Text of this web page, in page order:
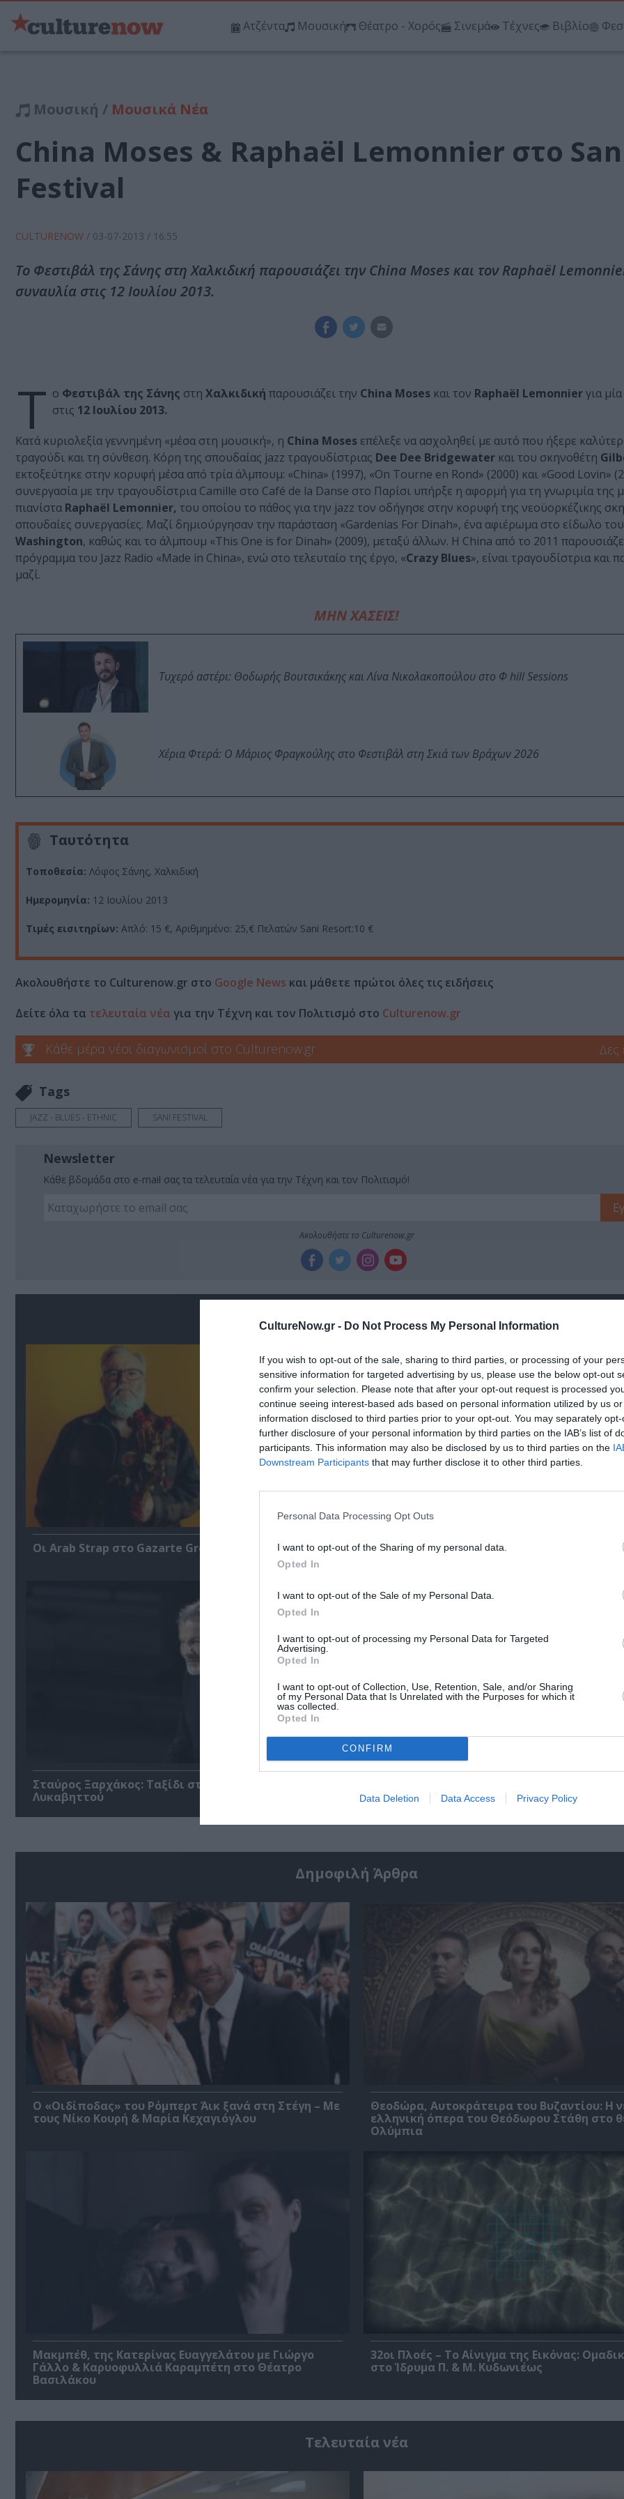
CultureNow.gr - Do Not Process My Personal Information
If you wish to opt-out of the sale, sharing to third parties, or processing of your
sensitive information for targeted advertising by us, please use the below opt-out
confirm your selection. Please note that after your opt-out request is processed
continue seeing interest-based ads based on personal information utilized by us
information disclosed to third parties prior to your opt-out. You may separately
further disclosure of your personal information by third parties on the IAB’s list of
participants. This information may also be disclosed by us to third parties on the
Downstream Participants that may further disclose it to other third parties.
Personal Data Processing Opt Outs
I want to opt-out of the Sharing of my personal data.
Opted In
I want to opt-out of the Sale of my Personal Data.
Opted In
I want to opt-out of processing my Personal Data for Targeted
Advertising.
Opted In
I want to opt-out of Collection, Use, Retention, Sale, and/or Sharing
of my Personal Data that Is Unrelated with the Purposes for which it
was collected.
Opted In
CONFIRM
Data Deletion Data Access Privacy Policy
Ατζέντα Μουσική Θέατρο - Χορός Σινεμά Τέχνες Βιβλίο
Μουσική / Μουσικά Νέα
China Moses & Raphaël Lemonnier στο
Festival
CULTURENOW / 03-07-2013 / 16:55
Το Φεστιβάλ της Σάνης στη Χαλκιδική παρουσιάζει την China Moses και τον Raphaël
συναυλία στις 12 Ιουλίου 2013.
Τ ο Φεστιβάλ της Σάνης στη Χαλκιδική παρουσιάζει την China Moses και τον Raphaël Lemonnierγια
στις 12 Ιουλίου 2013.
Κατά κυριολεξία γεννημένη «μέσα στη μουσική», η China Moses επέλεξε να ασχοληθεί με αυτό που ήξερε
τραγούδι και τη σύνθεση. Κόρη της σπουδαίας jazz τραγουδίστριας Dee Dee Bridgewater και του σκηνοθέτη
εκτοξεύτηκε στην κορυφή μέσα από τρία άλμπουμ: «China» (1997), «Οn Tourne en Rond» (2000) και «Good Lovin»
συνεργασία με την τραγουδίστρια Camille στο Café de la Danse στο Παρίσι υπήρξε η αφορμή για τη γνωριμία της
πιανίστα Raphaël Lemonnier, του οποίου το πάθος για την jazz τον οδήγησε στην κορυφή της νεοϋορκέζικης
σπουδαίες συνεργασίες. Μαζί δημιούργησαν την παράσταση «Gardenias For Dinah», ένα αφιέρωμα στο είδωλο
Washington, καθώς και το άλμπουμ «This One is for Dinah» (2009), μεταξύ άλλων. Η China από το 2011
πρόγραμμα του Jazz Radio «Made in China», ενώ στο τελευταίο της έργο, «Crazy Blues», είναι τραγουδίστρια και
μαζί.
ΜΗΝ ΧΑΣΕΙΣ!
Τυχερό αστέρι: Θοδωρής Βουτσικάκης και Λίνα Νικολακοπούλου στο Φ hill Sessions
Χέρια Φτερά: Ο Μάριος Φραγκούλης στο Φεστιβάλ στη Σκιά των Βράχων 2026
Ταυτότητα
Τοποθεσία: Λόφος Σάνης, Χαλκιδική
Ημερομηνία: 12 Ιουλίου 2013
Τιμές εισιτηρίων: Απλό: 15 €, Αριθμημένο: 25,€ Πελατών Sani Resort:10 €
Ακολουθήστε το Culturenow.gr στο Google News και μάθετε πρώτοι όλες τις ειδήσεις
Δείτε όλα τα τελευταία νέα για την Τέχνη και τον Πολιτισμό στο Culturenow.gr
Κάθε μέρα νέοι διαγωνισμοί στο Culturenow.gr
Tags
JAZZ - BLUES - ETHNIC SANI FESTIVAL
Newsletter
Κάθε βδομάδα στο e-mail σας τα τελευταία νέα για την Τέχνη και τον Πολιτισμό!
Ακολουθήστε το Culturenow.gr
Οι Arab Strap στο Gazarte Ground Stage
Τα τραγούδια μας: Ευανθία Ρεμπούτσικα
Σταύρος Ξαρχάκος: Ταξίδι στο φως στο Θέατρο
Λυκαβηττού
δυναμικό συναυλιακό Σεπτέμβριο!
Δημοφιλή Άρθρα
O «Οιδίποδας» του Ρόμπερτ Άικ ξανά στη Στέγη – Με
τους Νίκο Κουρή & Μαρία Κεχαγιόγλου
Θεοδώρα, Αυτοκράτειρα του Βυζαντίου: Η
ελληνική όπερα του Θεόδωρου Στάθη στο
Ολύμπια
Μακμπέθ, της Κατερίνας Ευαγγελάτου με Γιώργο
Γάλλο & Καρυοφυλλιά Καραμπέτη στο Θέατρο
Βασιλάκου
32οι Πλοές – Το Αίνιγμα της Εικόνας:
στο Ίδρυμα Π. & Μ. Κυδωνιέως
Τελευταία νέα